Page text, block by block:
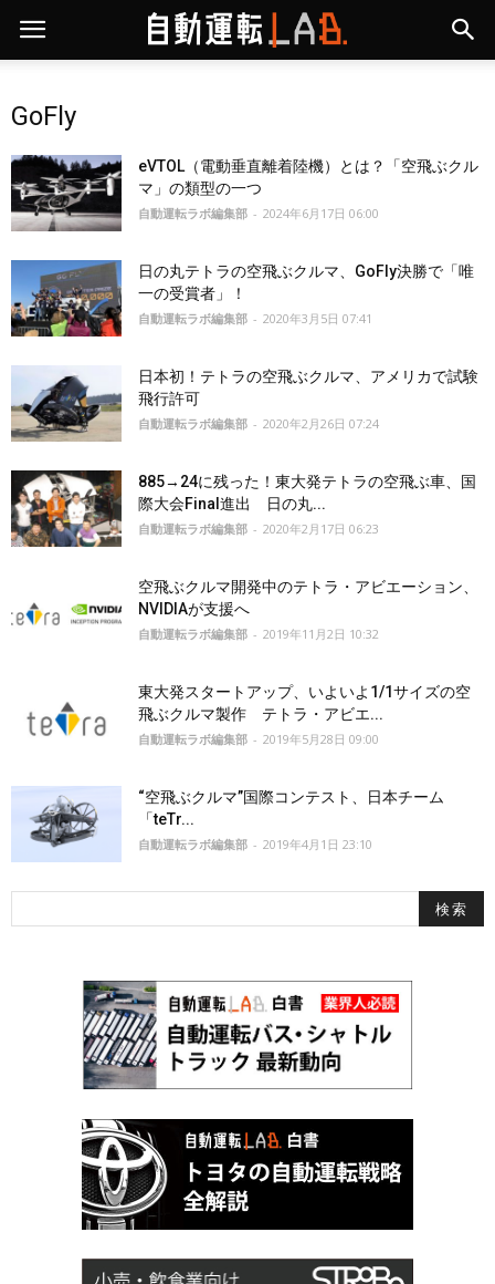
GoFly
eVTOL（電動垂直離着陸機）とは？「空飛ぶクル
マ」の類型の一つ
自動運転ラボ編集部 - 2024年6月17日 06:00
日の丸テトラの空飛ぶクルマ、GoFly決勝で「唯
一の受賞者」！
自動運転ラボ編集部 - 2020年3月5日 07:41
日本初！テトラの空飛ぶクルマ、アメリカで試験
飛行許可
自動運転ラボ編集部 - 2020年2月26日 07:24
885→24に残った！東大発テトラの空飛ぶ車、国
際大会Final進出 日の丸...
自動運転ラボ編集部 - 2020年2月17日 06:23
空飛ぶクルマ開発中のテトラ・アビエーション、
NVIDIAが支援へ
自動運転ラボ編集部 - 2019年11月2日 10:32
東大発スタートアップ、いよいよ1/1サイズの空
飛ぶクルマ製作 テトラ・アビエ...
自動運転ラボ編集部 - 2019年5月28日 09:00
“空飛ぶクルマ”国際コンテスト、日本チーム
「teTr...
自動運転ラボ編集部 - 2019年4月1日 23:10